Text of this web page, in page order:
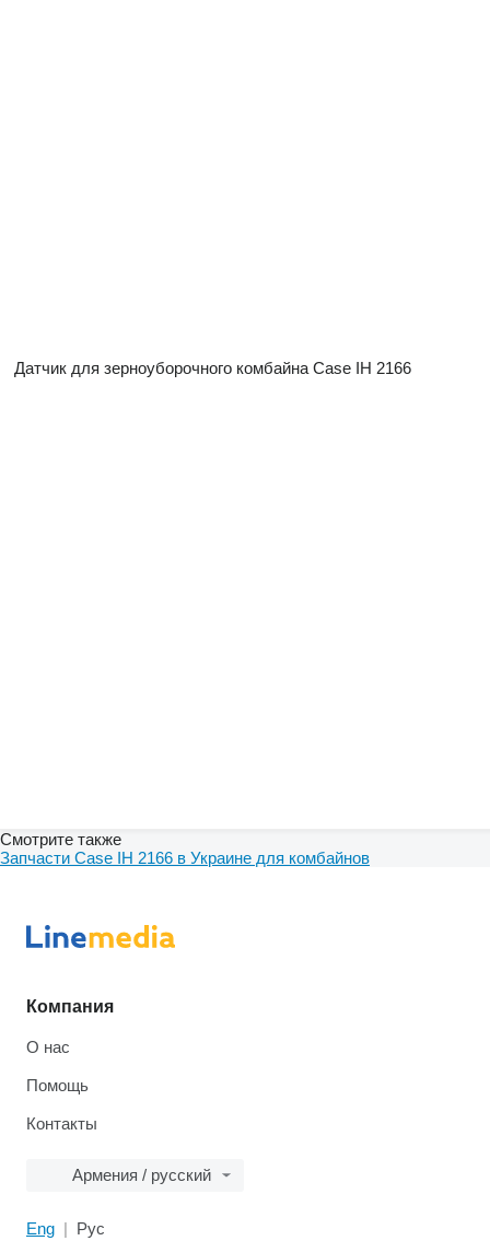
Датчик для зерноуборочного комбайна Case IH 2166
Смотрите также
Запчасти Case IH 2166 в Украине для комбайнов
Компания
О нас
Помощь
Контакты
Армения / русский
Eng Рус